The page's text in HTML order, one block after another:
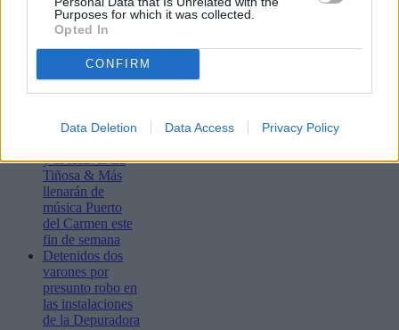
Purposes for which it was collected.
Opted In
CONFIRM
Data Deletion Data Access Privacy Policy
Lo más leído
Muchachito
y el festival La
Tiñosa & Más
llenarán de
música Puerto
del Carmen este
fin de semana
Detenidos dos
varones por
presunto robo en
las instalaciones
de la Depuradora